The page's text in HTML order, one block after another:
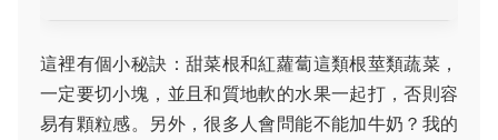
這裡有個小秘訣：甜菜根和紅蘿蔔這類根莖類蔬菜，
一定要切小塊，並且和質地軟的水果一起打，否則容
易有顆粒感。另外，很多人會問能不能加牛奶？我的